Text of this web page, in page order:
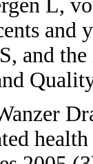
L,
and
and